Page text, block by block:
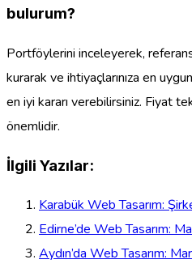
bulurum?
Portföylerini inceleyerek,
kurarak ve ihtiyaçlarınıza en
en iyi kararı verebilirsiniz. Fiyat
önemlidir.
İlgili Yazılar:
Karabük Web Tasarım:
Edirne’de Web Tasarım:
Aydın’da Web Tasarım: